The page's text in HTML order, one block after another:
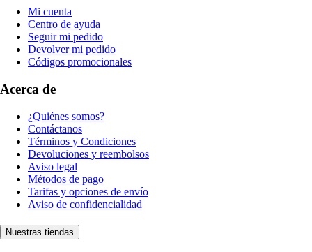
Mi cuenta
Centro de ayuda
Seguir mi pedido
Devolver mi pedido
Códigos promocionales
Acerca de
¿Quiénes somos?
Contáctanos
Términos y Condiciones
Devoluciones y reembolsos
Aviso legal
Métodos de pago
Tarifas y opciones de envío
Aviso de confidencialidad
Nuestras tiendas